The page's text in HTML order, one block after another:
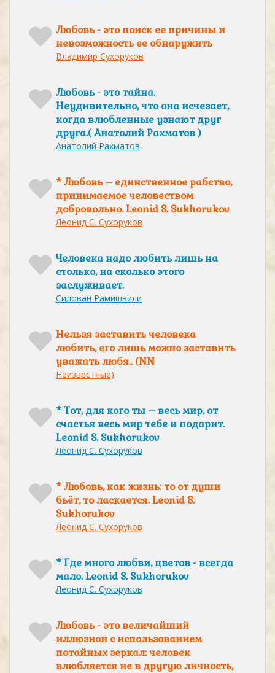
Любовь - это поиск ее причины и
невозможность ее обнаружить
Владимир Сухоруков
Любовь - это тайна.
Неудивительно, что она исчезает,
когда влюбленные узнают друг
друга.( Анатолий Рахматов )
Анатолий Рахматов
* Любовь – единственное рабство,
принимаемое человеством
добровольно. Leonid S. Sukhorukov
Леонид С. Сухоруков
Человека надо любить лишь на
столько, на сколько этого
заслуживает.
Силован Рамишвили
Нельзя заставить человека
любить, его лишь можно заставить
уважать любя.. (NN
Неизвестные)
* Тот, для кого ты – весь мир, от
счастья весь мир тебе и подарит.
Leonid S. Sukhorukov
Леонид С. Сухоруков
* Любовь, как жизнь: то от души
бьёт, то ласкается. Leonid S.
Sukhorukov
Леонид С. Сухоруков
* Где много любви, цветов - всегда
мало. Leonid S. Sukhorukov
Леонид С. Сухоруков
Любовь - это величайший
иллюзион с использованием
потайных зеркал: человек
влюбляется не в другую личность,